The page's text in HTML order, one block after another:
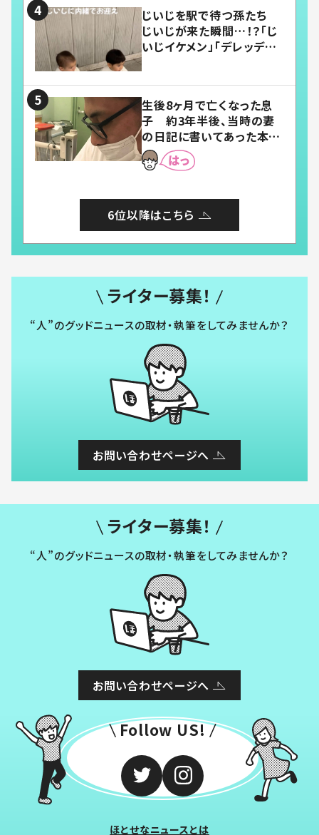
じいじを駅で待つ孫たち
じいじが来た瞬間…！？「じ
いじイケメン」「デレッデレ」
生後8ヶ月で亡くなった息
子 約3年半後、当時の妻
の日記に書いてあった本音
とは
6位以降はこちら
ライター募集！
“人”のグッドニュースの取材・執筆をしてみませんか？
お問い合わせページへ
ライター募集！
“人”のグッドニュースの取材・執筆をしてみませんか？
お問い合わせページへ
Follow US!
ほとせなニュースとは